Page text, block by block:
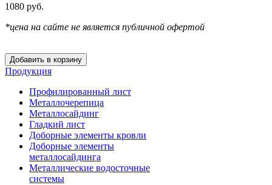
1080 руб.
*цена на сайте не является публичной офертой
Добавить в корзину
Продукция
Профилированный лист
Металлочерепица
Металлосайдинг
Гладкий лист
Доборные элементы кровли
Доборные элементы
металлосайдинга
Металлические водосточные
системы